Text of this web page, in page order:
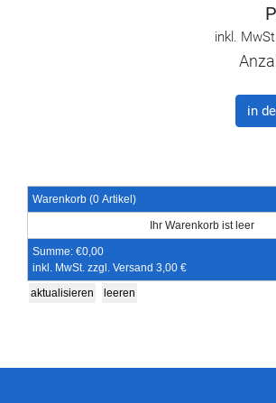
inkl.
Warenkorb
Warenkorb (0 Artikel)
Summe: €0,00
inkl. MwSt. zzgl. Versand 3,00 €
Ihr Warenkorb ist leer